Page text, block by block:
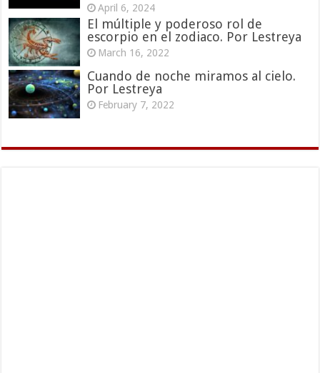
April 6, 2024
El múltiple y poderoso rol de
escorpio en el zodiaco. Por Lestreya
March 16, 2022
Cuando de noche miramos al cielo.
Por Lestreya
February 7, 2022